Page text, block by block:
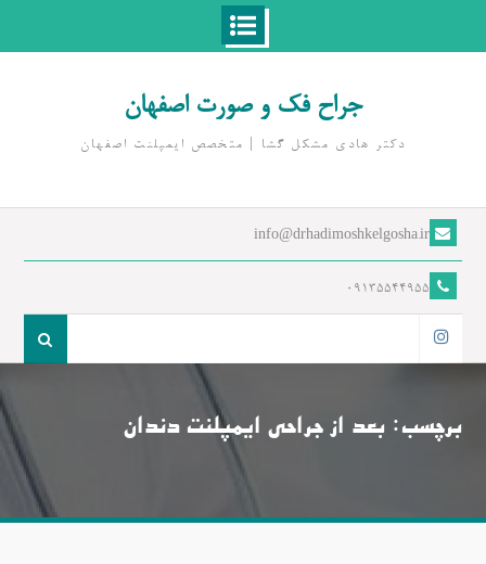
جراح فک و صورت اصفهان
دکتر هادی مشکل گشا | متخصص ايمپلنت اصفهان
info@drhadimoshkelgosha.ir
09135544955
برچسب: بعد از جراحی ایمپلنت دندان